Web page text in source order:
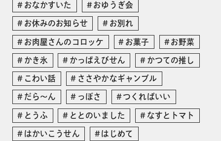
おなかすいた おゆうぎ会
お休みのお知らせ お別れ
お肉屋さんのコロッケ お菓子 お野菜
かき氷 かっぱえびせん かつての推し
こわい話 ささやかなギャンブル
だら〜ん っぽさ つくればいい
とうふ ととのいました なすとトマト
はかいこうせん はじめて